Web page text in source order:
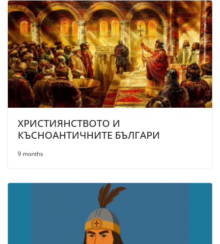
ХРИСТИЯНСТВОТО И
КЪСНОАНТИЧНИТЕ БЪЛГАРИ
9 months